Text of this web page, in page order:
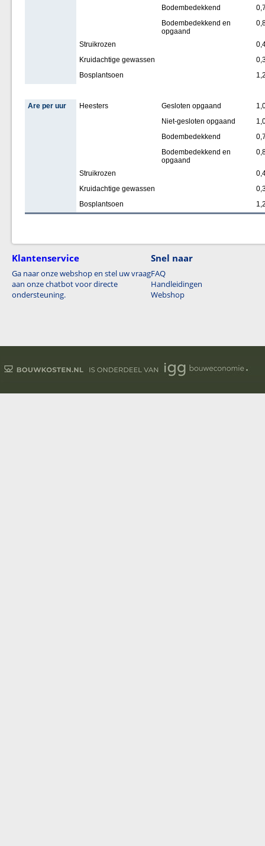
Bodembedekkend
Bodembedekkend en
opgaand
Struikrozen
Kruidachtige gewassen
Bosplantsoen
Are per uur Heesters Gesloten opgaand
Niet-gesloten opgaand
Bodembedekkend
Bodembedekkend en
opgaand
Struikrozen
Kruidachtige gewassen
Bosplantsoen
Klantenservice
Ga naar onze webshop en stel uw vraag
aan onze chatbot voor directe
ondersteuning.
Snel naar
FAQ
Handleidingen
Webshop